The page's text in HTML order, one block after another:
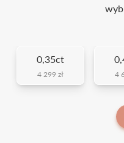
0,35ct
4 299 zł 4